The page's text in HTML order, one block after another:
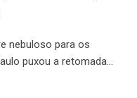
nebuloso para os
puxou a retomada…